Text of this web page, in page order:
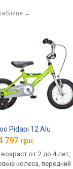
→
Pidapi 12 Alu
797 грн.
возраст от 2 до 4 лет,
колеса, передний